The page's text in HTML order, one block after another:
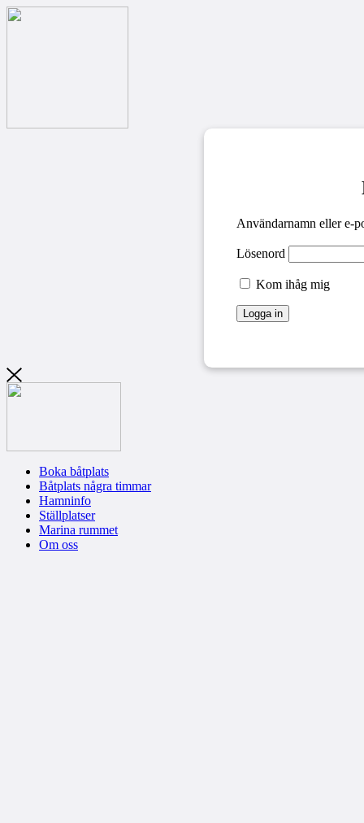
Användarnamn eller e-
Lösenord
Kom ihåg mig
Boka båtplats
Båtplats några timmar
Hamninfo
Ställplatser
Marina rummet
Om oss